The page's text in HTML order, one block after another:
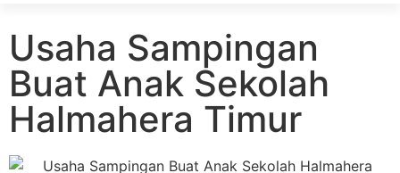
Usaha Sampingan
Buat Anak Sekolah
Halmahera Timur